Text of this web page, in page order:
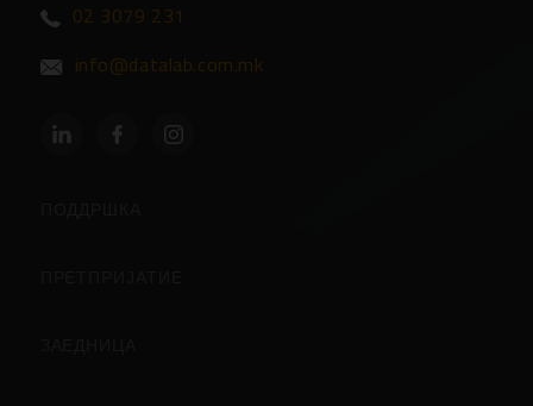
02 3079 231
info@datalab.com.mk